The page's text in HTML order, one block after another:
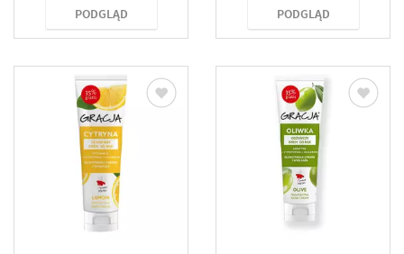
PODGLĄD PODGLĄD